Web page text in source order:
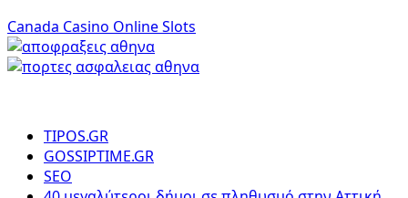
Canada Casino Online Slots
TIPOS.GR
GOSSIPTIME.GR
SEO